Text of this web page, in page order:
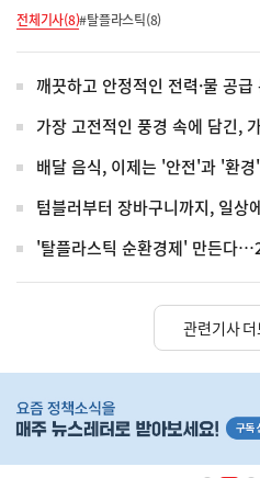
전체기사(8)#탈플라스틱(8)
깨끗하고 안정적인 전력·물 공
가장 고전적인 풍경 속에 담긴,
배달 음식, 이제는 '안전'과 '환
텀블러부터 장바구니까지, 일상
'탈플라스틱 순환경제' 만든다
관련기사 더
단